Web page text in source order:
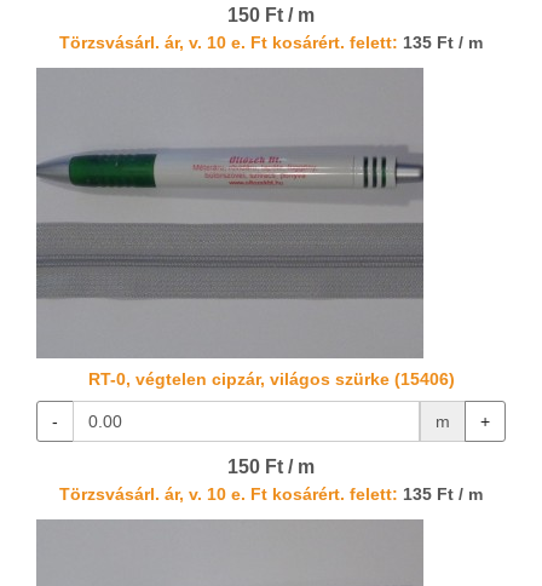
150 Ft / m
Törzsvásárl. ár, v. 10 e. Ft kosárért. felett: 135 Ft / m
RT-0, végtelen cipzár, világos szürke (15406)
- m +
150 Ft / m
Törzsvásárl. ár, v. 10 e. Ft kosárért. felett: 135 Ft / m